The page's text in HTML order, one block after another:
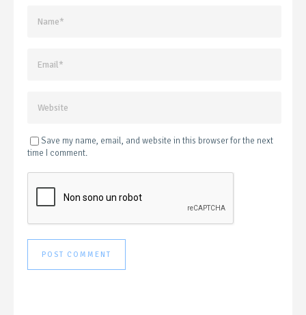
Save my name, email, and website in this browser for the next
time I comment.